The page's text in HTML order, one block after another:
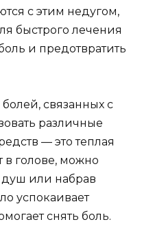
с этим недугом,
быстрого лечения
и предотвратить
связанных с
различные
— это теплая
в голове, можно
душ или набрав
успокаивает
снять боль.